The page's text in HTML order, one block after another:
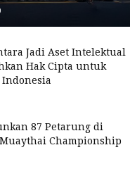
Jadi Aset Intelektual
Hak Cipta untuk
87 Petarung di
Championship